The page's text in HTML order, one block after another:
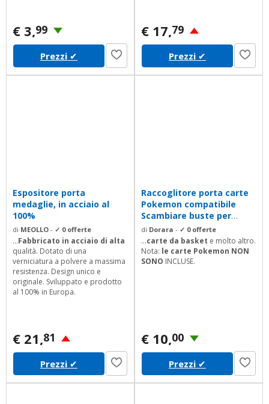
€ 3,99
Prezzi ✔
€ 17,79
Prezzi ✔
Espositore porta
medaglie, in acciaio al
100%
di MEOLLO - ✓ 0 offerte
...Fabbricato in acciaio di alta
qualità. Dotato di una
verniciatura a polvere a massima
resistenza. Design unico e
originale. Sviluppato e prodotto
al 100% in Europa.
€ 21,81
Prezzi ✔
Raccoglitore porta carte
Pokemon compatibile
Scambiare buste per
carte...
di Dorara - ✓ 0 offerte
...carte da basket e molto altro.
Nota: le carte Pokemon NON
SONO INCLUSE.
€ 10,00
Prezzi ✔